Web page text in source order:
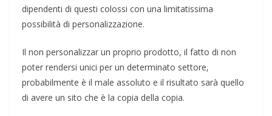
dipendenti di questi colossi con una limitatissima
possibilità di personalizzazione.
Il non personalizzar un proprio prodotto, il fatto di non
poter rendersi unici per un determinato settore,
probabilmente è il male assoluto e il risultato sarà quello
di avere un sito che è la copia della copia.